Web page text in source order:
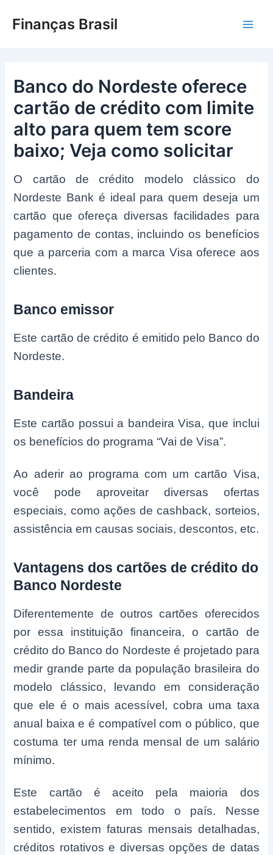
paraFinanças Brasil
Banco do Nordeste oferece
cartão de crédito com limite
alto para quem tem score
baixo; Veja como solicitar
O cartão de crédito modelo clássico do
Nordeste Bank é ideal para quem deseja um
cartão que ofereça diversas facilidades para
pagamento de contas, incluindo os benefícios
que a parceria com a marca Visa oferece aos
clientes.
Banco emissor
Este cartão de crédito é emitido pelo Banco do
Nordeste.
Bandeira
Este cartão possui a bandeira Visa, que inclui
os benefícios do programa “Vai de Visa”.
Ao aderir ao programa com um cartão Visa,
você pode aproveitar diversas ofertas
especiais, como ações de cashback, sorteios,
assistência em causas sociais, descontos, etc.
Vantagens dos cartões de crédito do
Banco Nordeste
Diferentemente de outros cartões oferecidos
por essa instituição financeira, o cartão de
crédito do Banco do Nordeste é projetado para
medir grande parte da população brasileira do
modelo clássico, levando em consideração
que ele é o mais acessível, cobra uma taxa
anual baixa e é compatível com o público, que
costuma ter uma renda mensal de um salário
mínimo.
Este cartão é aceito pela maioria dos
estabelecimentos em todo o país. Nesse
sentido, existem faturas mensais detalhadas,
créditos rotativos e diversas opções de datas